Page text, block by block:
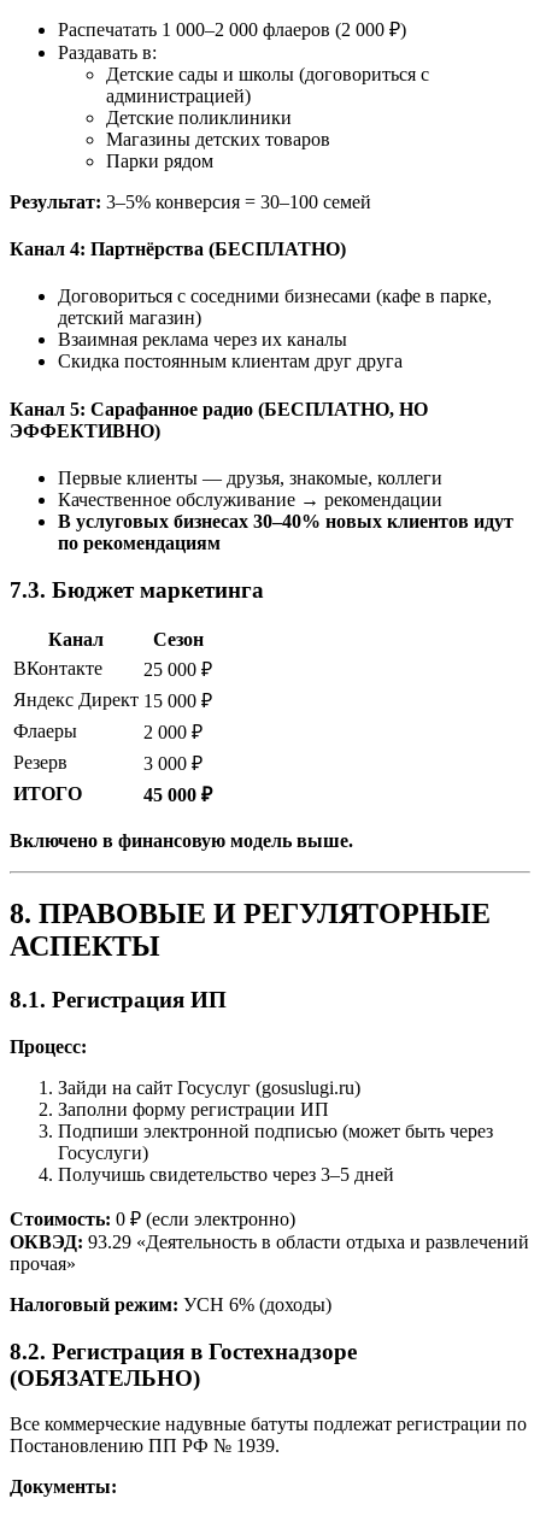
Распечатать 1 000–2 000 флаеров (2 000 ₽)
Раздавать в:
Детские сады и школы (договориться с
администрацией)
Детские поликлиники
Магазины детских товаров
Парки рядом
Результат: 3–5% конверсия = 30–100 семей
Канал 4: Партнёрства (БЕСПЛАТНО)
Договориться с соседними бизнесами (кафе в парке,
детский магазин)
Взаимная реклама через их каналы
Скидка постоянным клиентам друг друга
Канал 5: Сарафанное радио (БЕСПЛАТНО, НО
ЭФФЕКТИВНО)
Первые клиенты — друзья, знакомые, коллеги
Качественное обслуживание → рекомендации
В услуговых бизнесах 30–40% новых клиентов идут
по рекомендациям
7.3. Бюджет маркетинга
Канал
Сезон
ВКонтакте
25 000 ₽
Яндекс Директ 15 000 ₽
Флаеры
2 000 ₽
Резерв
3 000 ₽
ИТОГО
45 000 ₽
Включено в финансовую модель выше.
8. ПРАВОВЫЕ И РЕГУЛЯТОРНЫЕ
АСПЕКТЫ
8.1. Регистрация ИП
Процесс:
Зайди на сайт Госуслуг (gosuslugi.ru)
Заполни форму регистрации ИП
Подпиши электронной подписью (может быть через
Госуслуги)
Получишь свидетельство через 3–5 дней
Стоимость: 0 ₽ (если электронно)
ОКВЭД: 93.29 «Деятельность в области отдыха и развлечений
прочая»
Налоговый режим: УСН 6% (доходы)
8.2. Регистрация в Гостехнадзоре
(ОБЯЗАТЕЛЬНО)
Все коммерческие надувные батуты подлежат регистрации по
Постановлению ПП РФ № 1939.
Документы: